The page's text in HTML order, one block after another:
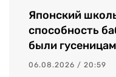
Японский
способность
были
06.08.2026 / 20:59